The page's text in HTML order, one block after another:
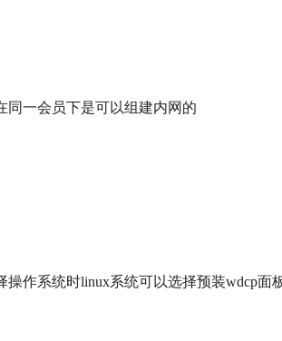
同一会员下是可以组建内网的
作系统时linux系统可以选择预装wdcp